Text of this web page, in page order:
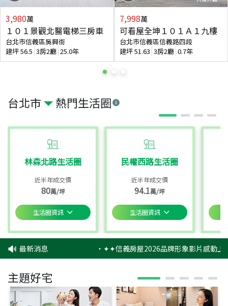
台北市 熱門生活圈
林森北路生活圈
近半年成交價
80萬/坪
生活圈資訊
民權西路生活圈
近半年成交價
94.1萬/坪
生活圈資訊
3,980萬
１０１景觀北醫電梯三房車
台北市信義區吳興街
建坪56.5 3房2廳 25.0年
7,998萬
可看屋全坤１０１Ａ１九樓
台北市信義區信義路四段
建坪51.63 3房2廳 0.7年
最新消息 ‧✦✦信義房屋2026品牌形象影片感動上
主題好宅